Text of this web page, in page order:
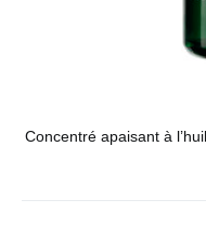
Concentré apaisant à